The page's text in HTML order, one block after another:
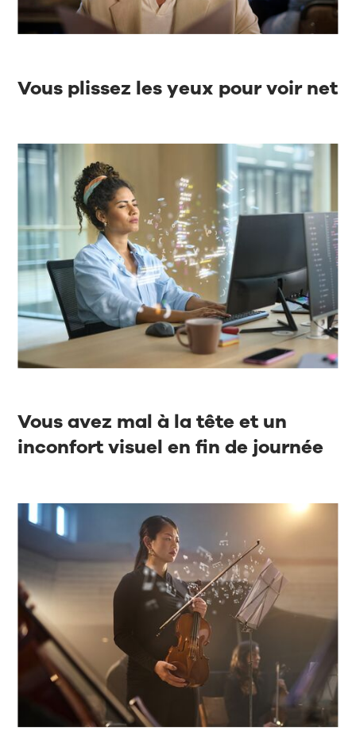
Vous plissez les yeux pour voir net
Vous avez mal à la tête et un
inconfort visuel en fin de journée